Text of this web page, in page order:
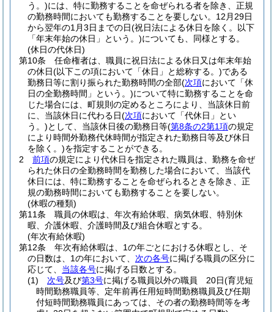
う。)には、特に勤務することを命ぜられる者を除き、正規
の勤務時間においても勤務することを要しない。 12月29日
から翌年の1月3日までの日(祝日法による休日を除く。以下
「年末年始の休日」という。)についても、同様とする。
(休日の代休日)
第10条
任命権者は、職員に祝日法による休日又は年末年始
の休日(以下この項において「休日」と総称する。)である
勤務日等に割り振られた勤務時間の全部(次項において「休
日の全勤務時間」という。)について特に勤務することを命
じた場合には、町規則の定めるところにより、当該休日前
に、当該休日に代わる日(次項において「代休日」とい
う。)として、当該休日後の勤務日等(第8条の2第1項の規定
により時間外勤務代休時間が指定された勤務日等及び休日
を除く。)を指定することができる。
2
前項の規定により代休日を指定された職員は、勤務を命ぜ
られた休日の全勤務時間を勤務した場合において、当該代
休日には、特に勤務することを命ぜられるときを除き、正
規の勤務時間においても勤務することを要しない。
(休暇の種類)
第11条
職員の休暇は、年次有給休暇、病気休暇、特別休
暇、介護休暇、介護時間及び組合休暇とする。
(年次有給休暇)
第12条
年次有給休暇は、1の年ごとにおける休暇とし、そ
の日数は、1の年において、 次の各号に掲げる職員の区分に
応じて、 当該各号に掲げる日数とする。
(1)
次号及び第3号に掲げる職員以外の職員 20日(育児短
時間勤務職員等、定年前再任用短時間勤務職員及び任期
付短時間勤務職員にあっては、その者の勤務時間等を考